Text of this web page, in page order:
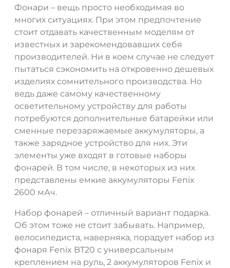
Фонари – вещь просто необходимая во
многих ситуациях. При этом предпочтение
стоит отдавать качественным моделям от
известных и зарекомендовавших себя
производителей. Ни в коем случае не следует
пытаться сэкономить на откровенно дешевых
изделиях сомнительного производства. Но
ведь даже самому качественному
осветительному устройству для работы
потребуются дополнительные батарейки или
сменные перезаряжаемые аккумуляторы, а
также зарядное устройство для них. Эти
элементы уже входят в готовые наборы
фонарей. В том числе, в некоторых из них
представлены емкие аккумуляторы Fenix
2600 мАч.
Набор фонарей – отличный вариант подарка.
Об этом тоже не стоит забывать. Например,
велосипедиста, наверняка, порадует набор из
фонаря Fenix BT20 с универсальным
креплением на руль, 2 аккумуляторов Fenix и